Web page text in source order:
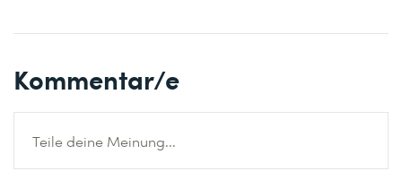
Kommentar/e
Teile deine Meinung...